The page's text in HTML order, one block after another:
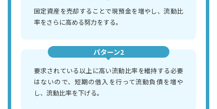
固定資産を売却することで現預金を増やし、流動比
率をさらに高める努力をする。
パターン2
要求されている以上に高い流動比率を維持する必要
はないので、短期の借入を行って流動負債を増や
し、流動比率を下げる。